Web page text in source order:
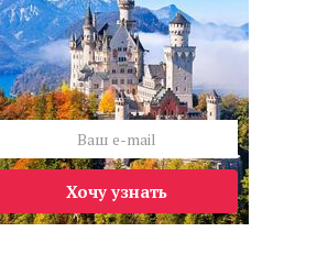
Хочу узнать